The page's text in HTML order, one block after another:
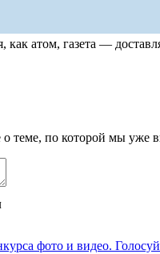
как атом, газета —
о теме, по которой мы
фото и видео.